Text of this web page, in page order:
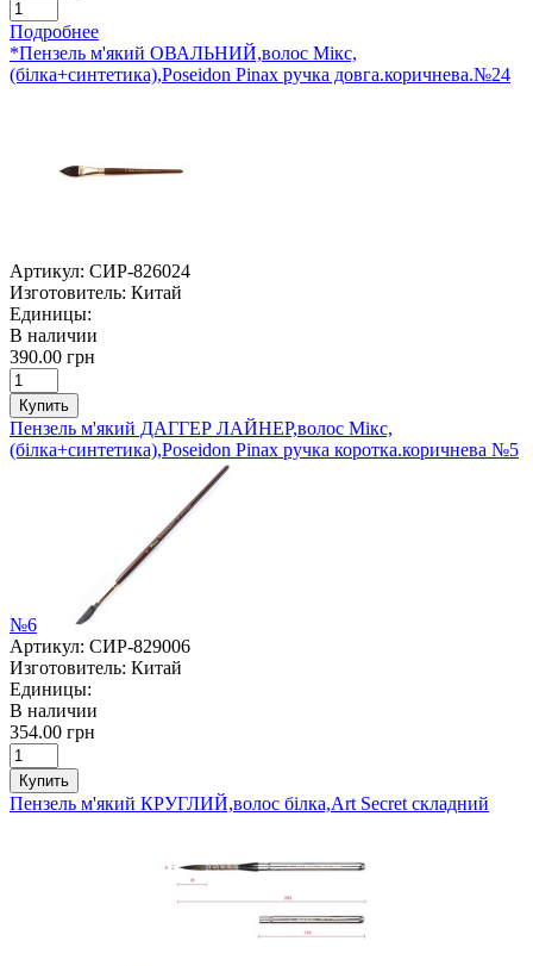
Подробнее
*Пензель м'який ОВАЛЬНИЙ,волос Мікс,
(білка+синтетика),Poseidon Pinax ручка довга.коричнева.№24
Артикул: СИР-826024
Изготовитель: Китай
Единицы:
В наличии
390.00 грн
Купить
Пензель м'який ДАГГЕР ЛАЙНЕР,волос Мікс,
(білка+синтетика),Poseidon Pinax ручка коротка.коричнева №5
№6
Артикул: СИР-829006
Изготовитель: Китай
Единицы:
В наличии
354.00 грн
Купить
Пензель м'який КРУГЛИЙ,волос білка,Art Secret складний